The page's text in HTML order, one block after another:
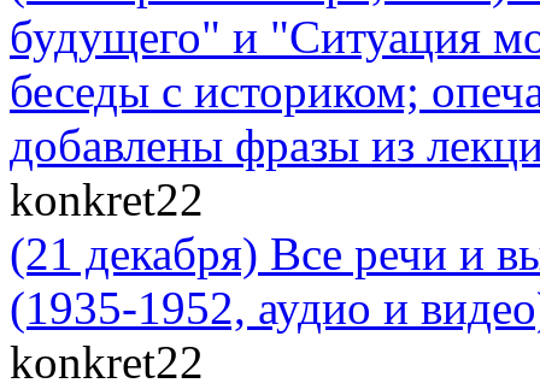
будущего" и "Cитуация
беседы с историком;
добавлены фразы из
konkret22
(21 декабря) Все речи и
(1935-1952, аудио и
konkret22